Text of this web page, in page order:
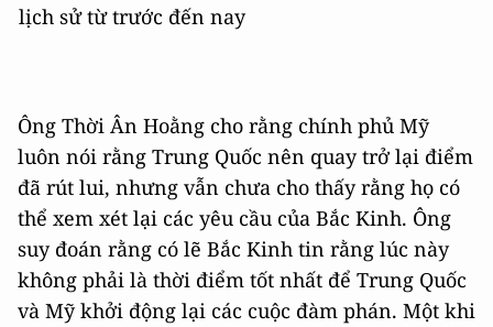
lịch sử từ trước đến nay
Ông Thời Ân Hoằng cho rằng chính phủ Mỹ
luôn nói rằng Trung Quốc nên quay trở lại điểm
đã rút lui, nhưng vẫn chưa cho thấy rằng họ có
thể xem xét lại các yêu cầu của Bắc Kinh. Ông
suy đoán rằng có lẽ Bắc Kinh tin rằng lúc này
không phải là thời điểm tốt nhất để Trung Quốc
và Mỹ khởi động lại các cuộc đàm phán. Một khi